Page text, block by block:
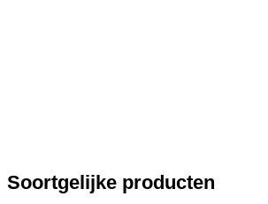
Soortgelijke producten